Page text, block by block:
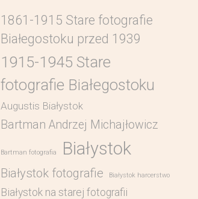
1861-1915 Stare fotografie
Białegostoku przed 1939
1915-1945 Stare
fotografie Białegostoku
Augustis Białystok
Bartman Andrzej Michajłowicz
Bartman fotografia Białystok
Białystok fotografie Białystok harcerstwo
Białystok na starej fotografii